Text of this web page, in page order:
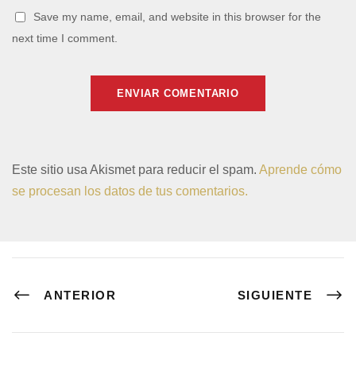
Save my name, email, and website in this browser for the
next time I comment.
Este sitio usa Akismet para reducir el spam. Aprende cómo
se procesan los datos de tus comentarios.
ANTERIOR SIGUIENTE